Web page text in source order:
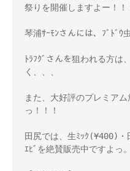
祭りを開催しますよー！！
琴浦ｻｰﾓﾝさんには、ﾌﾞﾄﾞｳ
ﾄﾗﾌｸﾞさんを狙われる方は
く、、、
また、大好評のプレミア
っ！！！
田尻では、生ﾐｯｸ(¥400)・
ｴﾋﾞを絶賛販売中ですよっ。